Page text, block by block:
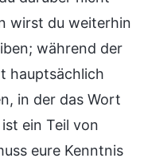
wirst du weiterhin
während der
hauptsächlich
in der das Wort
ein Teil von
eure Kenntnis